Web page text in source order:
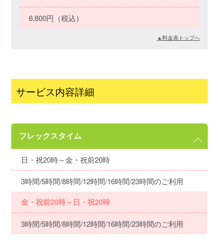
6,800円（税込）
▲料金表トップへ
サービス内容詳細
フレックスタイム
日・祝20時～金・祝前20時
3時間/5時間/8時間/12時間/16時間/23時間のご利用
金・祝前20時～日・祝20時
3時間/5時間/8時間/12時間/16時間/23時間のご利用